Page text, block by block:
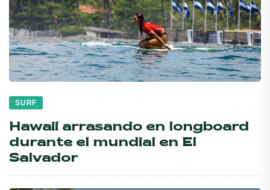
SURF
Hawaii arrasando en longboard
durante el mundial en El
Salvador